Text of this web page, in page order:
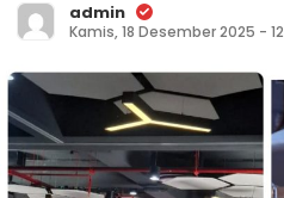
admin
Kamis, 18 Desember 2025 -